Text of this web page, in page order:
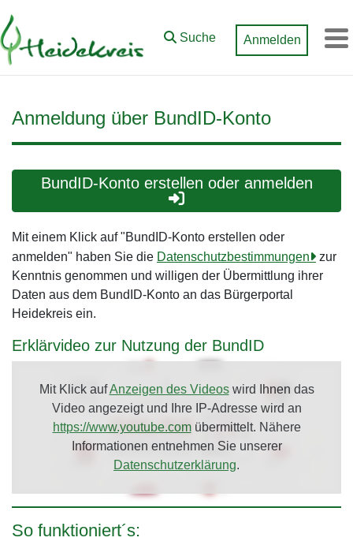
Zum Hauptinhalt springen
Suche Anmelden
Anmeldung über BundID-Konto
BundID-Konto erstellen oder anmelden
Mit einem Klick auf "BundID-Konto erstellen oder
anmelden" haben Sie die Datenschutzbestimmungen
zur
Kenntnis genommen und willigen der Übermittlung ihrer
Daten aus dem BundID-Konto an das Bürgerportal
Heidekreis ein.
Erklärvideo zur Nutzung der BundID
Mit Klick aufAnzeigen des Videoswird Ihnen das
Video angezeigt und Ihre IP-Adresse wird an
https://www.youtube.comübermittelt. Nähere
Informationen entnehmen Sie unserer
Datenschutzerklärung.
So funktioniert´s: